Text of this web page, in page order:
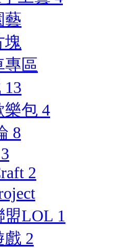
藝
塊
專區
13
樂包 4
8
3
2
盟LOL 1
戲 2